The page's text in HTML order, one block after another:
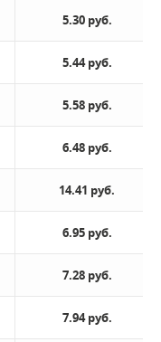
5.30 руб.
5.44 руб.
5.58 руб.
6.48 руб.
14.41 руб.
6.95 руб.
7.28 руб.
7.94 руб.